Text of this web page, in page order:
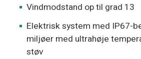
Vindmodstand op til grad 13
Elektrisk system med IP67-
miljøer med ultrahøje
støv